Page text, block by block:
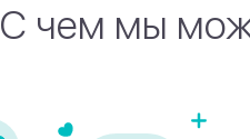
С чем мы